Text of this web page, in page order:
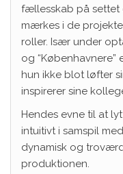
fællesskab på settet
mærkes i de
roller. Især under
og
hun ikke blot løfter
inspirerer sine
Hendes evne til at
intuitivt i samspil
dynamisk og
produktionen.